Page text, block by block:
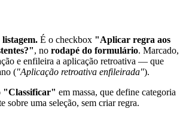
listagem. É o checkbox "Aplicar regra aos
, no rodapé do formulário. Marcado,
e enfileira a aplicação retroativa — que
("Aplicação retroativa enfileirada").
"Classificar" em massa, que define categoria
sobre uma seleção, sem criar regra.